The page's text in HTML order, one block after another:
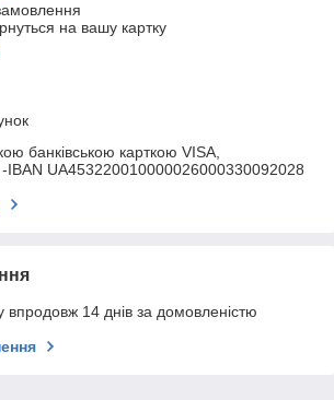
на вашу картку
банківською карткою VISA,
IBAN UA453220010000026000330092028
впродовж 14 днів за домовленістю